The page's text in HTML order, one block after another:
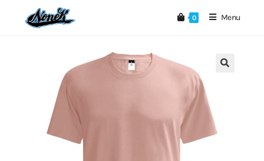
0 Menu